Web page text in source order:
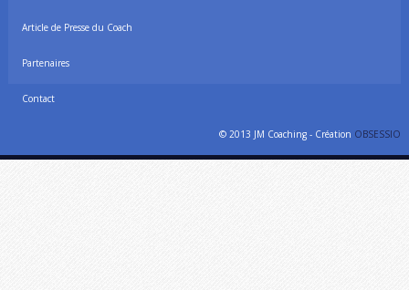
Article de Presse du Coach
Partenaires
Contact
© 2013 JM Coaching - Création OBSESSIO